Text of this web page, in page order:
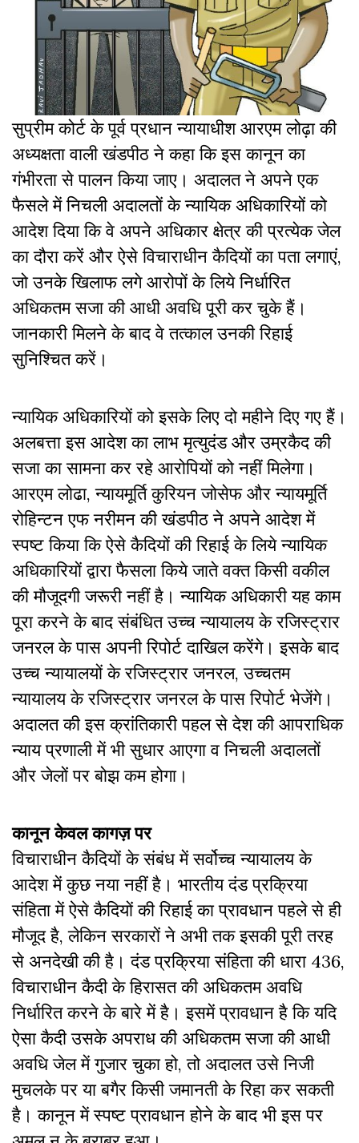
सुप्रीम कोर्ट के पूर्व प्रधान न्यायाधीश आरएम लोढ़ा की
अध्यक्षता वाली खंडपीठ ने कहा कि इस कानून का
गंभीरता से पालन किया जाए। अदालत ने अपने एक
फैसले में निचली अदालतों के न्यायिक अधिकारियों को
आदेश दिया कि वे अपने अधिकार क्षेत्र की प्रत्येक जेल
का दौरा करें और ऐसे विचाराधीन कैदियों का पता लगाएं,
जो उनके खिलाफ लगे आरोपों के लिये निर्धारित
अधिकतम सजा की आधी अवधि पूरी कर चुके हैं।
जानकारी मिलने के बाद वे तत्काल उनकी रिहाई
सुनिश्चित करें।
न्यायिक अधिकारियों को इसके लिए दो महीने दिए गए हैं।
अलबत्ता इस आदेश का लाभ मृत्युदंड और उम्रकैद की
सजा का सामना कर रहे आरोपियों को नहीं मिलेगा।
आरएम लोढा, न्यायमूर्ति कुरियन जोसेफ और न्यायमूर्ति
रोहिन्टन एफ नरीमन की खंडपीठ ने अपने आदेश में
स्पष्ट किया कि ऐसे कैदियों की रिहाई के लिये न्यायिक
अधिकारियों द्वारा फैसला किये जाते वक्त किसी वकील
की मौजूदगी जरूरी नहीं है। न्यायिक अधिकारी यह काम
पूरा करने के बाद संबंधित उच्च न्यायालय के रजिस्ट्रार
जनरल के पास अपनी रिपोर्ट दाखिल करेंगे। इसके बाद
उच्च न्यायालयों के रजिस्ट्रार जनरल, उच्चतम
न्यायालय के रजिस्ट्रार जनरल के पास रिपोर्ट भेजेंगे।
अदालत की इस क्रांतिकारी पहल से देश की आपराधिक
न्याय प्रणाली में भी सुधार आएगा व निचली अदालतों
और जेलों पर बोझ कम होगा।
कानून केवल कागज़ पर
विचाराधीन कैदियों के संबंध में सर्वोच्च न्यायालय के
आदेश में कुछ नया नहीं है। भारतीय दंड प्रक्रिया
संहिता में ऐसे कैदियों की रिहाई का प्रावधान पहले से ही
मौजूद है, लेकिन सरकारों ने अभी तक इसकी पूरी तरह
से अनदेखी की है। दंड प्रक्रिया संहिता की धारा 436,
विचाराधीन कैदी के हिरासत की अधिकतम अवधि
निर्धारित करने के बारे में है। इसमें प्रावधान है कि यदि
ऐसा कैदी उसके अपराध की अधिकतम सजा की आधी
अवधि जेल में गुजार चुका हो, तो अदालत उसे निजी
मुचलके पर या बगैर किसी जमानती के रिहा कर सकती
है। कानून में स्पष्ट प्रावधान होने के बाद भी इस पर